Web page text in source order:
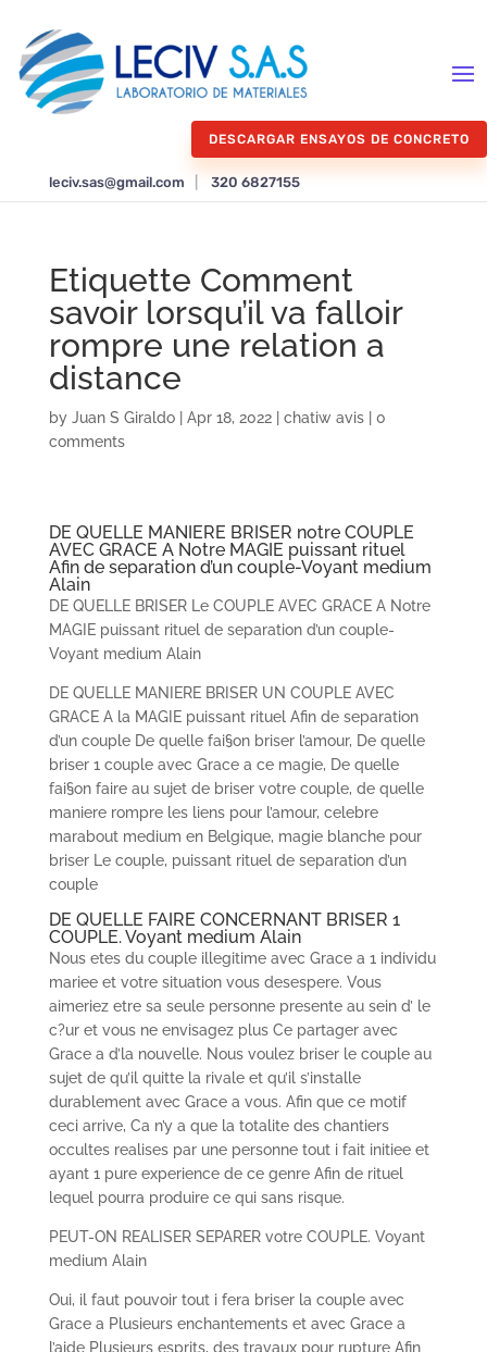
DESCARGAR ENSAYOS DE CONCRETO
leciv.sas@gmail.com 320 6827155
Etiquette Comment
savoir lorsqu’il va falloir
rompre une relation a
distance
by Juan S Giraldo| Apr 18, 2022| chatiw avis| 0
comments
DE QUELLE MANIERE BRISER notre COUPLE
AVEC GRACE A Notre MAGIE puissant rituel
Afin de separation d’un couple-Voyant medium
Alain
DE QUELLE BRISER Le COUPLE AVEC GRACE A Notre
MAGIE puissant rituel de separation d’un couple-
Voyant medium Alain
DE QUELLE MANIERE BRISER UN COUPLE AVEC
GRACE A la MAGIE puissant rituel Afin de separation
d’un couple De quelle fai§on briser l’amour, De quelle
briser 1 couple avec Grace a ce magie, De quelle
fai§on faire au sujet de briser votre couple, de quelle
maniere rompre les liens pour l’amour, celebre
marabout medium en Belgique, magie blanche pour
briser Le couple, puissant rituel de separation d’un
couple
DE QUELLE FAIRE CONCERNANT BRISER 1
COUPLE. Voyant medium Alain
Nous etes du couple illegitime avec Grace a 1 individu
mariee et votre situation vous desespere. Vous
aimeriez etre sa seule personne presente au sein d’ le
c?ur et vous ne envisagez plus Ce partager avec
Grace a d’la nouvelle. Nous voulez briser le couple au
sujet de qu’il quitte la rivale et qu’il s’installe
durablement avec Grace a vous. Afin que ce motif
ceci arrive, Ca n’y a que la totalite des chantiers
occultes realises par une personne tout i fait initiee et
ayant 1 pure experience de ce genre Afin de rituel
lequel pourra produire ce qui sans risque.
PEUT-ON REALISER SEPARER votre COUPLE. Voyant
medium Alain
Oui, il faut pouvoir tout i fera briser la couple avec
Grace a Plusieurs enchantements et avec Grace a
l’aide Plusieurs esprits, des travaux pour rupture Afin